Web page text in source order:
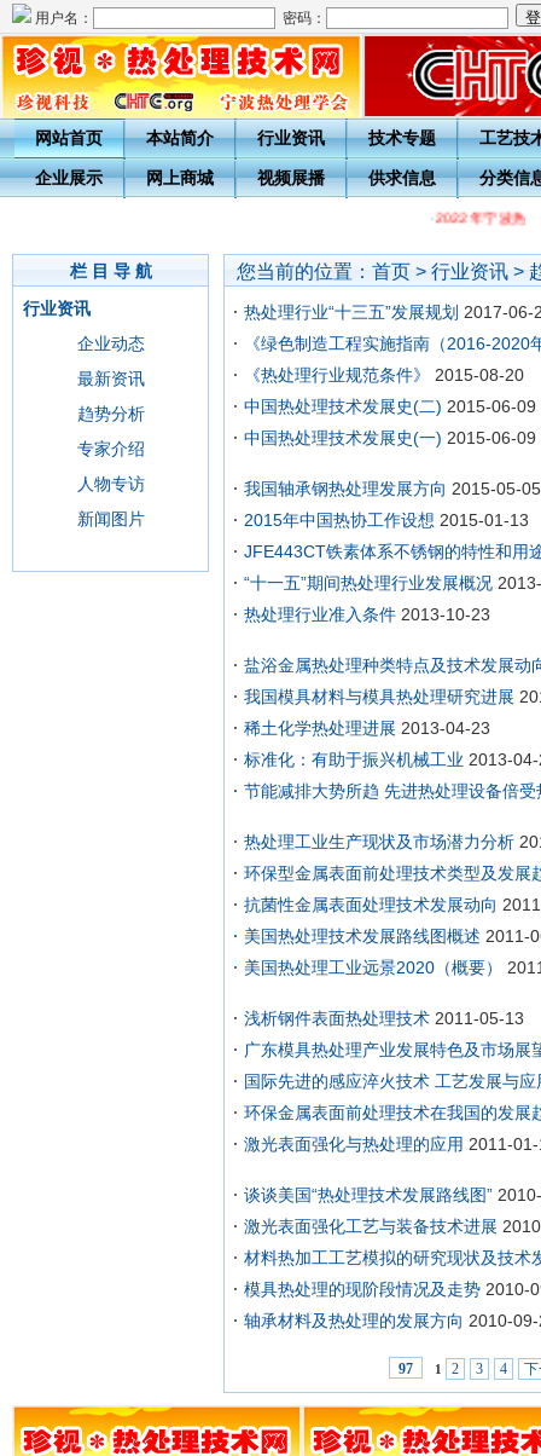
用户名： 密码：
网站首页 本站简介 行业资讯 技术专题 工艺技
企业展示 网上商城 视频展播 供求信息 分类信
·2022年宁波热
栏 目 导 航
行业资讯
企业动态
最新资讯
趋势分析
专家介绍
人物专访
新闻图片
您当前的位置： 首页 > 行业资讯 >
热处理行业“十三五”发展规划 2017-06-
《绿色制造工程实施指南（2016-2020
《热处理行业规范条件》
2015-08-20
中国热处理技术发展史(二) 2015-06-09
中国热处理技术发展史(一) 2015-06-09
我国轴承钢热处理发展方向 2015-05-05
2015年中国热协工作设想 2015-01-13
JFE443CT铁素体系不锈钢的特性和用
“十一五”期间热处理行业发展概况
热处理行业准入条件 2013-10-23
盐浴金属热处理种类特点及技术发展动
我国模具材料与模具热处理研究进展
稀土化学热处理进展 2013-04-23
标准化：有助于振兴机械工业 2013-
节能减排大势所趋 先进热处理设备倍受
热处理工业生产现状及市场潜力分析
环保型金属表面前处理技术类型及发展
抗菌性金属表面处理技术发展动向
美国热处理技术发展路线图概述 2011-
美国热处理工业远景2020（概要）
浅析钢件表面热处理技术 2011-05-13
广东模具热处理产业发展特色及市场展
国际先进的感应淬火技术 工艺发展与应
环保金属表面前处理技术在我国的发展
激光表面强化与热处理的应用 2011-
谈谈美国“热处理技术发展路线图”
激光表面强化工艺与装备技术进展
材料热加工工艺模拟的研究现状及技术
模具热处理的现阶段情况及走势 2010-
轴承材料及热处理的发展方向 2010-
97 1 2 3 4 下